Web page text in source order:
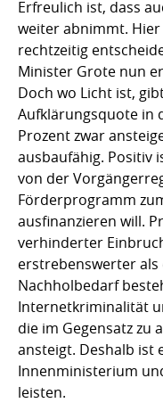
Erfreulich ist, dass
weiter abnimmt.
rechtzeitig
Minister Grote nun
Doch wo Licht ist,
Aufklärungsquote in
Prozent zwar
ausbaufähig. Positiv
von der
Förderprogramm
ausfinanzieren will.
verhinderter
erstrebenswerter als
Nachholbedarf
Internetkriminalität
die im Gegensatz zu
ansteigt. Deshalb ist
Innenministerium
leisten.